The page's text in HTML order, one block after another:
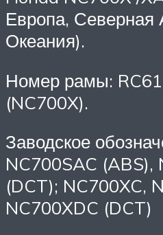
Европа, Северная
Океания).
Номер рамы:
(NC700X).
Заводское
NC700SAC (ABS),
(DCT); NC700XC,
NC700XDC (DCT)